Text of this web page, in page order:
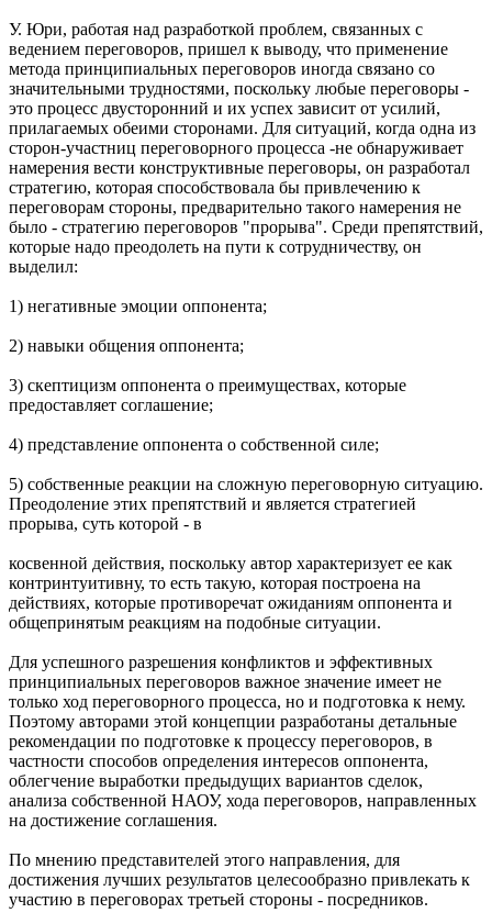
У. Юри, работая над разработкой проблем, связанных с
ведением переговоров, пришел к выводу, что применение
метода принципиальных переговоров иногда связано со
значительными трудностями, поскольку любые переговоры -
это процесс двусторонний и их успех зависит от усилий,
прилагаемых обеими сторонами. Для ситуаций, когда одна из
сторон-участниц переговорного процесса -не обнаруживает
намерения вести конструктивные переговоры, он разработал
стратегию, которая способствовала бы привлечению к
переговорам стороны, предварительно такого намерения не
было - стратегию переговоров "прорыва". Среди препятствий,
которые надо преодолеть на пути к сотрудничеству, он
выделил:
1) негативные эмоции оппонента;
2) навыки общения оппонента;
3) скептицизм оппонента о преимуществах, которые
предоставляет соглашение;
4) представление оппонента о собственной силе;
5) собственные реакции на сложную переговорную ситуацию.
Преодоление этих препятствий и является стратегией
прорыва, суть которой - в
косвенной действия, поскольку автор характеризует ее как
контринтуитивну, то есть такую, которая построена на
действиях, которые противоречат ожиданиям оппонента и
общепринятым реакциям на подобные ситуации.
Для успешного разрешения конфликтов и эффективных
принципиальных переговоров важное значение имеет не
только ход переговорного процесса, но и подготовка к нему.
Поэтому авторами этой концепции разработаны детальные
рекомендации по подготовке к процессу переговоров, в
частности способов определения интересов оппонента,
облегчение выработки предыдущих вариантов сделок,
анализа собственной НАОУ, хода переговоров, направленных
на достижение соглашения.
По мнению представителей этого направления, для
достижения лучших результатов целесообразно привлекать к
участию в переговорах третьей стороны - посредников.